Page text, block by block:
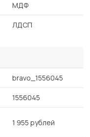
МДФ
ЛДСП
bravo_1556045
1556045
1 955 рублей